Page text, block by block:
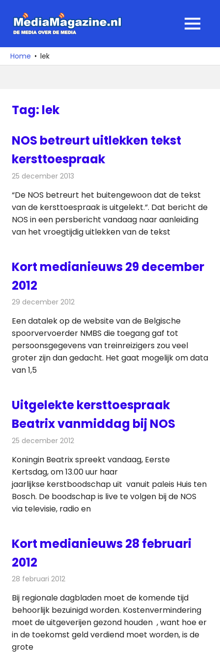
naar
media
over
MENU
Home lek
Tag: lek
NOS betreurt uitlekken tekst
kersttoespraak
25 december 2013
“De NOS betreurt het buitengewoon dat de tekst
van de kersttoespraak is uitgelekt.”. Dat bericht de
NOS in een persbericht vandaag naar aanleiding
van het vroegtijdig uitlekken van de tekst
Kort medianieuws 29 december
2012
29 december 2012
Een datalek op de website van de Belgische
spoorvervoerder NMBS die toegang gaf tot
persoonsgegevens van treinreizigers zou veel
groter zijn dan gedacht. Het gaat mogelijk om data
van 1,5
Uitgelekte kersttoespraak
Beatrix vanmiddag bij NOS
25 december 2012
Koningin Beatrix spreekt vandaag, Eerste
Kertsdag, om 13.00 uur haar
jaarlijkse kerstboodschap uit vanuit paleis Huis ten
Bosch. De boodschap is live te volgen bij de NOS
via televisie, radio en
Kort medianieuws 28 februari
2012
28 februari 2012
Bij regionale dagbladen moet de komende tijd
behoorlijk bezuinigd worden. Kostenvermindering
moet de uitgeverijen gezond houden , want hoe er
in de toekomst geld verdiend moet worden, is de
grote